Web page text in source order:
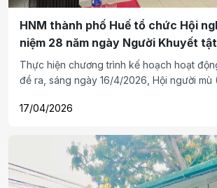
HNM thành phố Huế tổ chức Hội
niệm 28 năm ngày Người Khuyết
Thực hiện chương trình kế hoạch hoạt
đề ra, sáng ngày 16/4/2026, Hội người mù
đến thăm trường thương binh hỏng mắt; 57
Nam (18-4).
17/04/2026